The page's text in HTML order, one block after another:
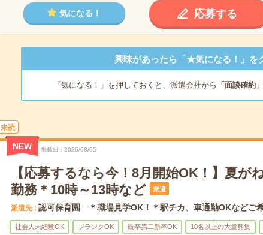
気になる！ 応募する
興味があったら「★気になる！」を
「気になる！」を押しておくと、派遣会社から 「面談確約」
未読
NEW 掲載日 2026/08/05
【応募するなら今！8月開始OK！】夏が
勤務＊10時～13時など
派遣
派遣先 認可保育園 ＊職場見学OK！＊駅チカ、車通勤OKなどご
社会人未経験OK ブランクOK 既卒第二新卒OK 10名以上の大量募集